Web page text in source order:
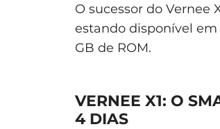
O sucessor do Vernee
estando disponível em
GB de ROM.
VERNEE X1: O
4 DIAS